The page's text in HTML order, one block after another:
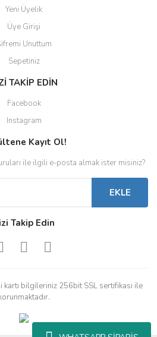
Yeni Üyelik
Üye Girişi
Unuttum
Sepetiniz
TAKİP EDİN
Facebook
Instagram
Kayıt Ol!
ile ilgili e-posta almak ister misiniz?
EKLE
Takip Edin
kartı bilgileriniz 256bit SSL sertifikası ile